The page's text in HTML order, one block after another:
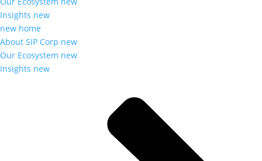
Insights new
new home
About SIP Corp new
Our Ecosystem new
Insights new